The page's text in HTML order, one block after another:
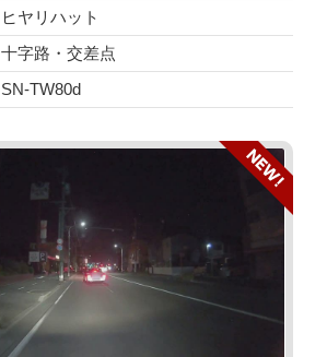
ヒヤリハット
十字路・交差点
SN-TW80d